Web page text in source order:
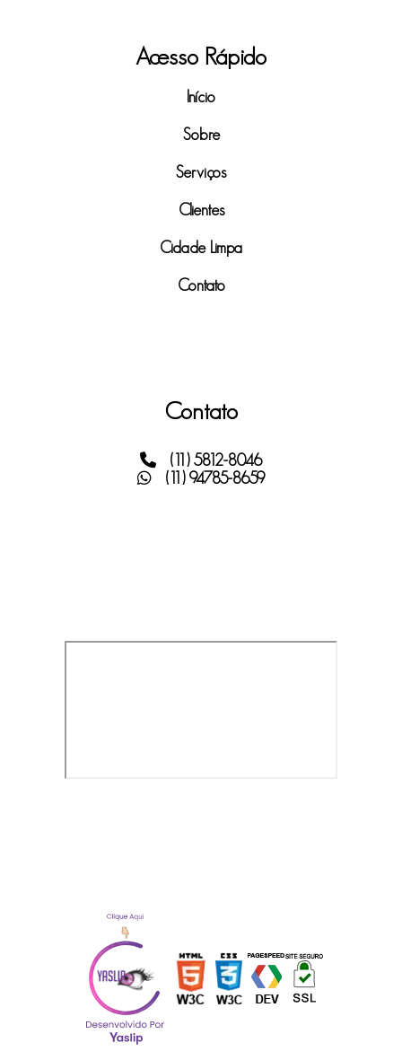
Acesso Rápido
Início
Sobre
Serviços
Clientes
Cidade Limpa
Contato
Contato
(11) 5812-8046
(11) 94785-8659